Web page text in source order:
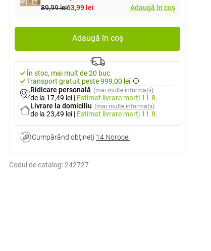
89,99 lei63,99 lei Adaugă în coș
Adaugă în coș
În stoc, mai mult de 20 buc
Transport gratuit peste 999,00 lei
Ridicare personală (mai multe informații)
de la 17,49 lei | Estimat livrare marți 11.8.
Livrare la domiciliu (mai multe informații)
de la 23,49 lei | Estimat livrare marți 11.8.
Cumpărând obţineţi 14 Norocei
Codul de catalog:242727